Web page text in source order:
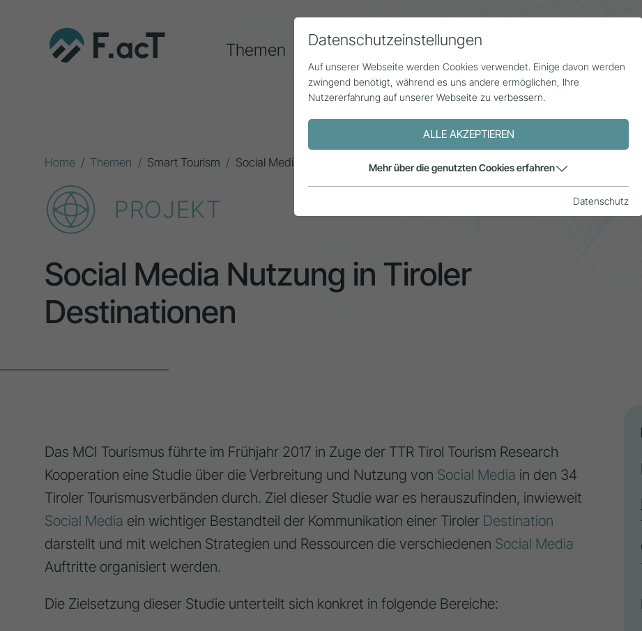
Themen Alle Beiträge Statistik
Home Themen Smart Tourism Social Media Nutzung in Tiroler Destinationen
PROJEKT
Social Media Nutzung in Tiroler
Destinationen
Das MCI Tourismus führte im Frühjahr 2017 in Zuge der TTR Tirol Tourism Research
Kooperation eine Studie über die Verbreitung und Nutzung von Social Media in den 34
Tiroler Tourismusverbänden durch. Ziel dieser Studie war es herauszufinden, inwieweit
Social Media ein wichtiger Bestandteil der Kommunikation einer Tiroler Destination
darstellt und mit welchen Strategien und Ressourcen die verschiedenen Social Media
Auftritte organisiert werden.
Die Zielsetzung dieser Studie unterteilt sich konkret in folgende Bereiche:
Datenschutzeinstellungen
Auf unserer Webseite werden Cookies verwendet. Einige davon werden
zwingend benötigt, während es uns andere ermöglichen, Ihre
Nutzererfahrung auf unserer Webseite zu verbessern.
ALLE AKZEPTIEREN
Mehr über die genutzten Cookies erfahren
Datenschutz